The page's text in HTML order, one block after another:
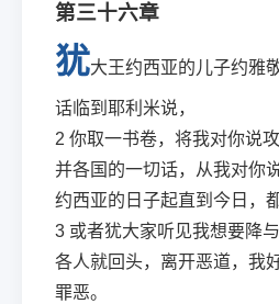
第三十六章
犹大王约西亚的儿子约雅
话临到耶利米说，
2 你取一书卷，将我对你说
并各国的一切话，从我对你
约西亚的日子起直到今日，
3 或者犹大家听见我想要降
各人就回头，离开恶道，我
罪恶。